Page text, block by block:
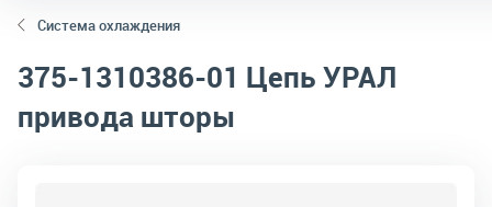
Система охлаждения
375-1310386-01 Цепь УРАЛ
привода шторы